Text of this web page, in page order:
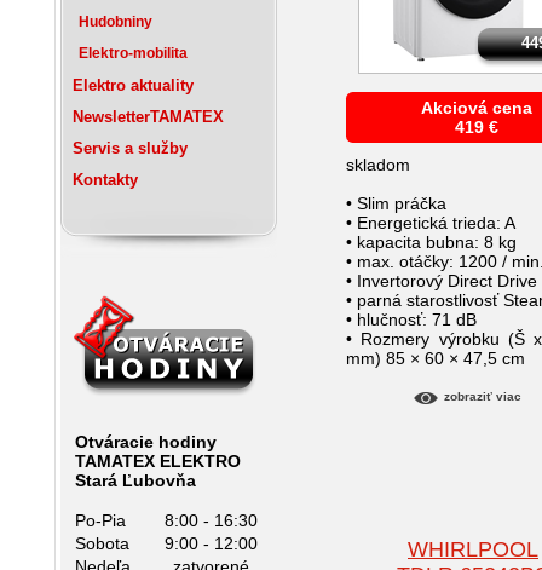
Hudobniny
Elektro-mobilita
Elektro aktuality
NewsletterTAMATEX
Servis a služby
Kontakty
Otváracie hodiny
TAMATEX ELEKTRO
Stará Ľubovňa
Po-Pia
8:00 - 16:30
Sobota
9:00 - 12:00
Akciová cena
419 €
skladom
• Slim práčka
• Energetická trieda: A
• kapacita bubna: 8 kg
• max. otáčky: 1200 /
• Invertorový Direct
• parná starostlivosť
• hlučnosť: 71 dB
• Rozmery výrobku (Š
mm) 85 × 60 × 47,5 cm
zobraziť viac
WHIRLPOOL